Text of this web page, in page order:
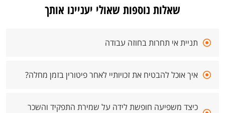
שאלות נוספות שאולי יעניינו אותך
תניית אי תחרות בחוזה עבודה
איך אוכל להבטיח את זכויותיי לאחר פיטורין בזמן מחלה?
כיצד משפיעה חופשת לידה על שמירת התפקיד והשכר